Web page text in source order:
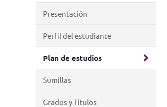
Presentación
Perfil del estudiante
Plan de estudios
Sumillas
Grados y Títulos